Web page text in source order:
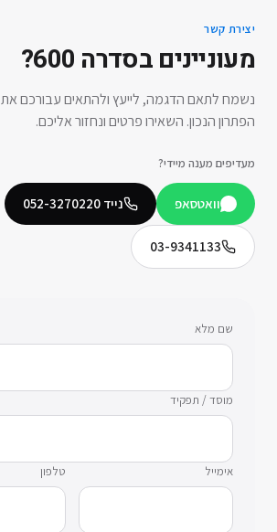
יצירת קשר
מעוניינים בסדרה 600 ?
נשמח לתאם הדגמה, לייעץ ולהתאים עבורכם את
הפתרון הנכון. השאירו פרטים ונחזור אליכם.
מעדיפים מענה מיידי?
וואטסאפ נייד 052-3270220
03-9341133
שם מלא
מוסד / תפקיד
אימייל טלפון